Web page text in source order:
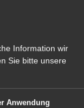
nach §
Der
Information wir
Sie bitte unsere
Anwendung